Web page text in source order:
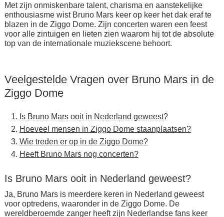
Met zijn onmiskenbare talent, charisma en aanstekelijke
enthousiasme wist Bruno Mars keer op keer het dak eraf te
blazen in de Ziggo Dome. Zijn concerten waren een feest
voor alle zintuigen en lieten zien waarom hij tot de absolute
top van de internationale muziekscene behoort.
Veelgestelde Vragen over Bruno Mars in de
Ziggo Dome
Is Bruno Mars ooit in Nederland geweest?
Hoeveel mensen in Ziggo Dome staanplaatsen?
Wie treden er op in de Ziggo Dome?
Heeft Bruno Mars nog concerten?
Is Bruno Mars ooit in Nederland geweest?
Ja, Bruno Mars is meerdere keren in Nederland geweest
voor optredens, waaronder in de Ziggo Dome. De
wereldberoemde zanger heeft zijn Nederlandse fans keer